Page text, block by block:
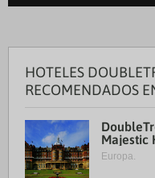
HOTELES
RECOMENDADOS
Majestic
Europa.